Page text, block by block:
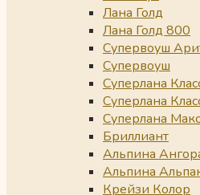
Лана Голд
Лана Голд 800
Супервоуш
Супервоуш
Суперлана
Суперлана
Суперлана
Бриллиант
Альпина
Альпина
Крейзи Колор